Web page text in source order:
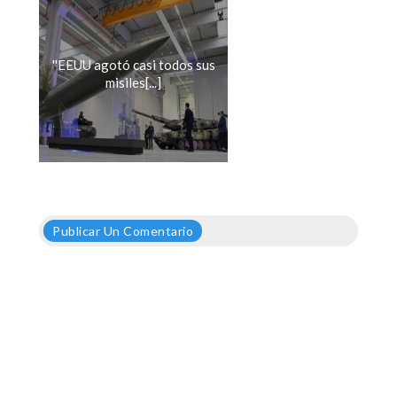
''EEUU agotó casi todos sus
misiles[...]
Publicar Un Comentario